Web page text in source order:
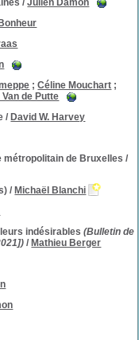
/Julien Damon
;Céline Mouchart ;
Van de Putte
/ David W. Harvey
métropolitain de Bruxelles /
/ Michaël Blanchi
indésirables (Bulletin de
/ Mathieu Berger